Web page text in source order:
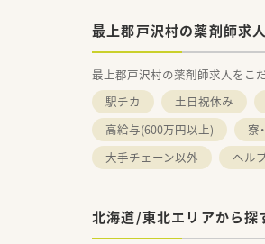
最上郡戸沢村の薬剤師求
最上郡戸沢村の薬剤師求人をこ
駅チカ
土日祝休み
高給与(600万円以上)
寮
大手チェーン以外
ヘル
北海道/東北エリアから探